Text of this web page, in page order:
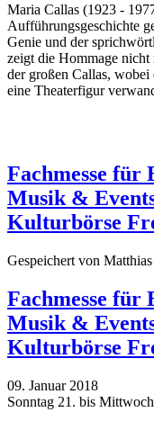
Maria Callas (1923 -
Aufführungsgeschichte
Genie und der
zeigt die Hommage nicht
der großen Callas, wobei
eine Theaterfigur
Fachmesse für
Musik &
Kulturbörse
Gespeichert von
Fachmesse für
Musik &
Kulturbörse
09. Januar 2018
Sonntag 21. bis